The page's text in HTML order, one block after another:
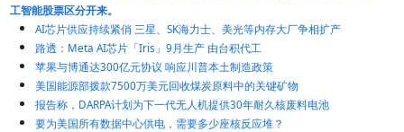
工智能股票区分开来。
AI芯片供应持续紧俏 三星、SK海力士、美光等内存大厂争相扩产
路透：Meta AI芯片「Iris」9月生产 由台积代工
苹果与博通达300亿元协议 响应川普本土制造政策
美国能源部拨款7500万美元回收煤炭原料中的关键矿物
报告称，DARPA计划为下一代无人机提供30年耐久核废料电池
要为美国所有数据中心供电，需要多少座核反应堆？